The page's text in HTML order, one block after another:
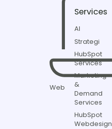
Web
on
Services
AI
Strategi
HubSpot
Services
Marketing
&
Demand
Services
HubSpot
Webdesign